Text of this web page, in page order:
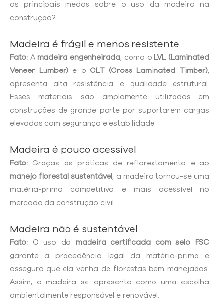
os principais medos sobre o uso da madeira na
construção?
Madeira é frágil e menos resistente
Fato: A madeira engenheirada, como o LVL (Laminated
Veneer Lumber)e o CLT (Cross Laminated Timber),
apresenta alta resistência e qualidade estrutural.
Esses materiais são amplamente utilizados em
construções de grande porte por suportarem cargas
elevadas com segurança e estabilidade.
Madeira é pouco acessível
Fato: Graças às práticas de reflorestamento e ao
manejo florestal sustentável , a madeira tornou-se uma
matéria-prima competitiva e mais acessível no
mercado da construção civil.
Madeira não é sustentável
Fato: O uso da madeira certificada com selo FSC
garante a procedência legal da matéria-prima e
assegura que ela venha de florestas bem manejadas.
Assim, a madeira se apresenta como uma escolha
ambientalmente responsável e renovável.